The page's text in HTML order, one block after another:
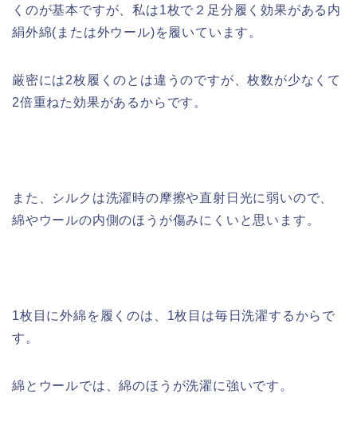
くのが基本ですが、私は1枚で２足分履く効果がある内
絹外綿(または外ウール)を履いています。
厳密には2枚履くのとは違うのですが、枚数が少なくて
2倍重ねた効果があるからです。
また、シルクは洗濯時の摩擦や直射日光に弱いので、
綿やウールの内側のほうが傷みにくいと思います。
1枚目に外綿を履くのは、1枚目は毎日洗濯するからで
す。
綿とウールでは、綿のほうが洗濯に強いです。